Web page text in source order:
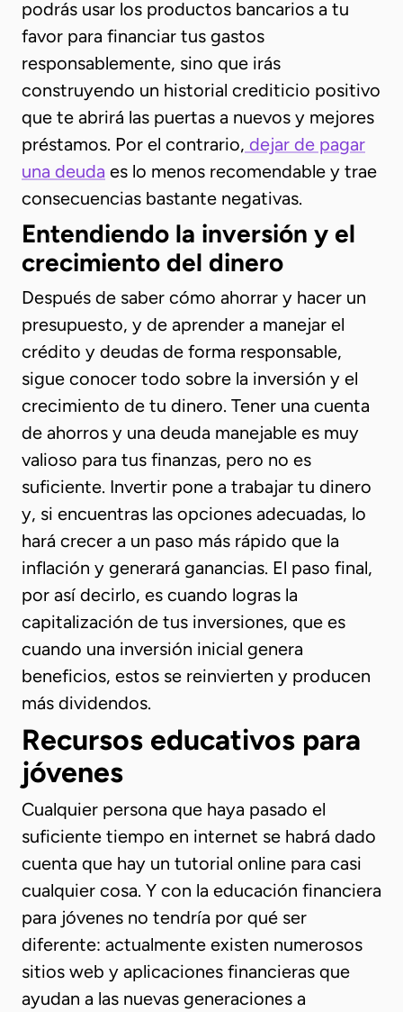
podrás usar los productos bancarios a tu
favor para financiar tus gastos
responsablemente, sino que irás
construyendo un historial crediticio positivo
que te abrirá las puertas a nuevos y mejores
préstamos. Por el contrario, dejar de pagar
una deuda es lo menos recomendable y trae
consecuencias bastante negativas.
Entendiendo la inversión y el
crecimiento del dinero
Después de saber cómo ahorrar y hacer un
presupuesto, y de aprender a manejar el
crédito y deudas de forma responsable,
sigue conocer todo sobre la inversión y el
crecimiento de tu dinero. Tener una cuenta
de ahorros y una deuda manejable es muy
valioso para tus finanzas, pero no es
suficiente. Invertir pone a trabajar tu dinero
y, si encuentras las opciones adecuadas, lo
hará crecer a un paso más rápido que la
inflación y generará ganancias. El paso final,
por así decirlo, es cuando logras la
capitalización de tus inversiones, que es
cuando una inversión inicial genera
beneficios, estos se reinvierten y producen
más dividendos.
Recursos educativos para
jóvenes
Cualquier persona que haya pasado el
suficiente tiempo en internet se habrá dado
cuenta que hay un tutorial online para casi
cualquier cosa. Y con la educación financiera
para jóvenes no tendría por qué ser
diferente: actualmente existen numerosos
sitios web y aplicaciones financieras que
ayudan a las nuevas generaciones a